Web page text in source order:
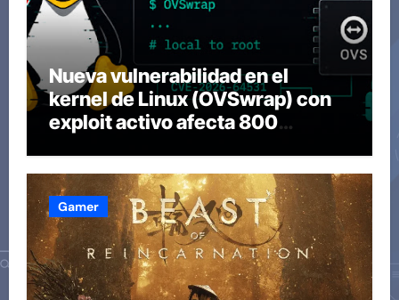
Nueva vulnerabilidad en el
kernel de Linux (OVSwrap) con
exploit activo afecta 800
Gamer